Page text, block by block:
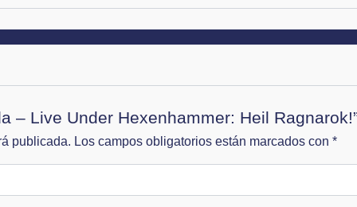
– Live Under Hexenhammer: Heil
publicada. Los campos obligatorios están marcados con*